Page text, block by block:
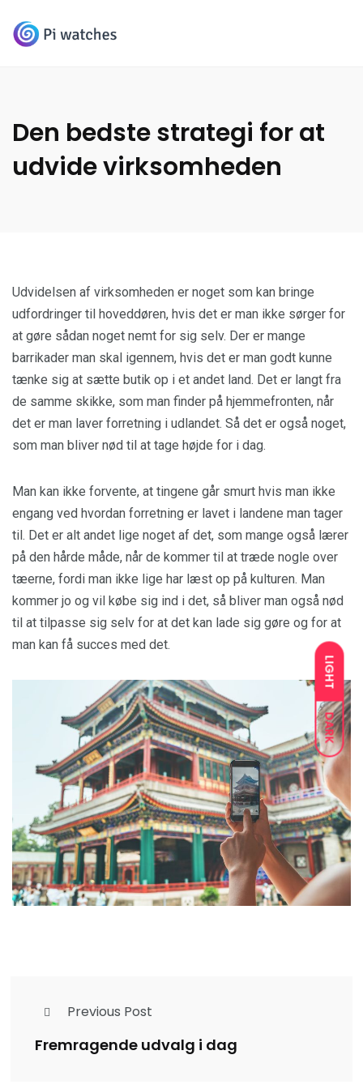
LIGHT
DARK
Den bedste strategi for at
udvide virksomheden
Udvidelsen af virksomheden er noget som kan bringe
udfordringer til hoveddøren, hvis det er man ikke sørger for
at gøre sådan noget nemt for sig selv. Der er mange
barrikader man skal igennem, hvis det er man godt kunne
tænke sig at sætte butik op i et andet land. Det er langt fra
de samme skikke, som man finder på hjemmefronten, når
det er man laver forretning i udlandet. Så det er også noget,
som man bliver nød til at tage højde for i dag.
Man kan ikke forvente, at tingene går smurt hvis man ikke
engang ved hvordan forretning er lavet i landene man tager
til. Det er alt andet lige noget af det, som mange også lærer
på den hårde måde, når de kommer til at træde nogle over
tæerne, fordi man ikke lige har læst op på kulturen. Man
kommer jo og vil købe sig ind i det, så bliver man også nød
til at tilpasse sig selv for at det kan lade sig gøre og for at
man kan få succes med det.
Previous Post
Fremragende udvalg i dag